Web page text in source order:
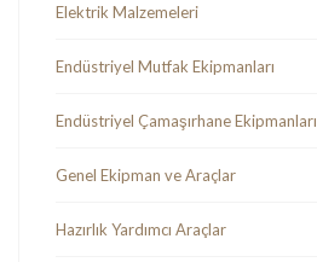
Elektrik Malzemeleri
Endüstriyel Mutfak Ekipmanları
Endüstriyel Çamaşırhane Ekipmanları
Genel Ekipman ve Araçlar
Hazırlık Yardımcı Araçlar